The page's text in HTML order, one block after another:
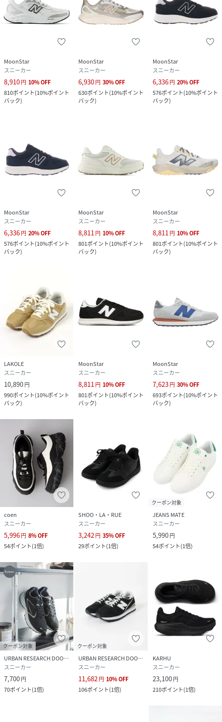
MoonStar
スニーカー
8,910円 10%OFF
810ポイント(10%ポイント
バック)
MoonStar
スニーカー
6,930円 30%OFF
630ポイント(10%ポイント
バック)
MoonStar
スニーカー
6,336円 20%OFF
576ポイント(10%ポイント
バック)
MoonStar
スニーカー
6,336円 20%OFF
576ポイント(10%ポイント
バック)
MoonStar
スニーカー
8,811円 10%OFF
801ポイント(10%ポイント
バック)
MoonStar
スニーカー
8,811円 10%OFF
801ポイント(10%ポイント
バック)
LAKOLE
スニーカー
10,890円
990ポイント(10%ポイント
バック)
MoonStar
スニーカー
8,811 円 10%OFF
801ポイント(10%ポイント
バック)
MoonStar
スニーカー
7,623円 30%OFF
693ポイント(10%ポイント
バック)
coen
スニーカー
5,996円 8%OFF
54ポイント(1倍)
SHOO・LA・RUE
スニーカー
3,242円 35%OFF
29ポイント(1倍)
クーポン対象
JEANS MATE
スニーカー
5,990円
54ポイント(1倍)
クーポン対象
URBAN RESEARCH DOORS
スニーカー
7,700円
70ポイント(1倍)
クーポン対象
URBAN RESEARCH DOORS
スニーカー
11,682円 10%OFF
106ポイント(1倍)
KARHU
スニーカー
23,100円
210ポイント(1倍)